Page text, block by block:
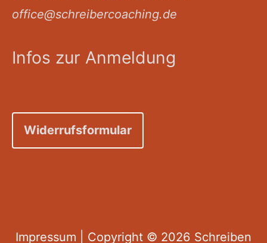
office@schreibercoaching.de
Infos zur Anmeldung
Widerrufsformular
Impressum | Copyright © 2026 Schreiben